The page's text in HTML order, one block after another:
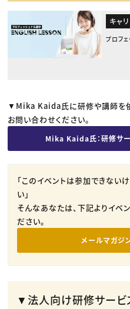
キャ
プロフ
▼Mika Kaida氏に研修や講師を
お問い合わせください。
Mika Kaida氏：研修サ
「このイベントは参加できない
い」
そんなあなたは、下記よりイベ
ださい。
メールマガジ
▼法人向け研修サービ